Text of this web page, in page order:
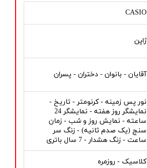
CASIO
ژاپن
آقایان - بانوان - دختران - پسران
نور پس زمینه - کرنومتر - تاریخ -
نمایشگر روز هفته - نمایشگر 24
ساعته - نمایش روز و شب - زمان
سنج (یک صدم ثانیه) - زنگ سر
ساعت - زنگ هشدار - 7 سال باتری
کلاسیک - روزمره